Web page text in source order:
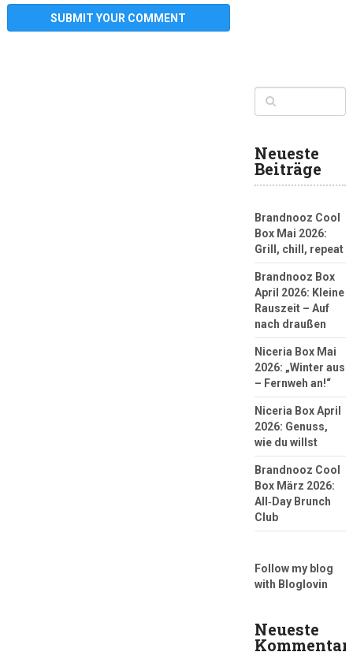
Neueste
Beiträge
Brandnooz Cool
Box Mai 2026:
Grill, chill, repeat
Brandnooz Box
April 2026: Kleine
Rauszeit – Auf
nach draußen
Niceria Box Mai
2026: „Winter aus
– Fernweh an!“
Niceria Box April
2026: Genuss,
wie du willst
Brandnooz Cool
Box März 2026:
All‑Day Brunch
Club
Follow my blog
with Bloglovin
Neueste